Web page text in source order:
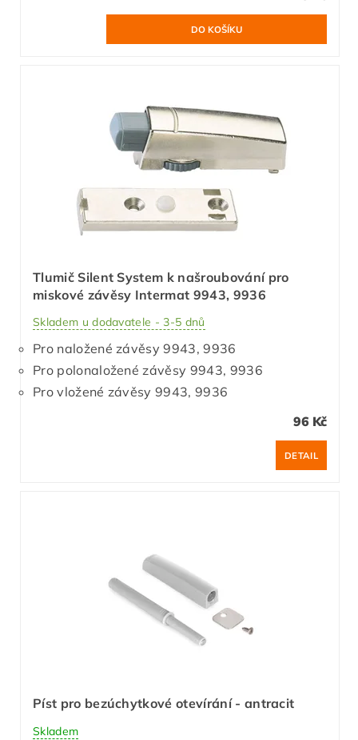
Tlumič Silent System k našroubování pro
miskové závěsy Intermat 9943, 9936
Skladem u dodavatele - 3-5 dnů
Pro naložené závěsy 9943, 9936
Pro polonaložené závěsy 9943, 9936
Pro vložené závěsy 9943, 9936
96 Kč
DETAIL
Píst pro bezúchytkové otevírání - antracit
Skladem